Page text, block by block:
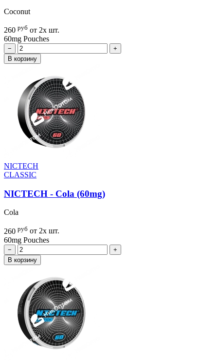
Coconut
260 руб от 2х шт.
60mg Pouches
−
+
В корзину
NICTECH
CLASSIC
NICTECH - Cola (60mg)
Cola
260 руб от 2х шт.
60mg Pouches
−
+
В корзину